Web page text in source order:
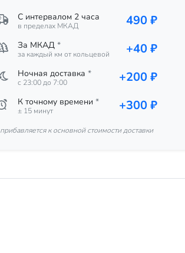
С интервалом 2 часа
в пределах МКАД 490 ₽
За МКАД *
за каждый км от кольцевой +40 ₽
Ночная доставка *
c 23:00 до 7:00 +200 ₽
К точному времени *
± 15 минут +300 ₽
прибавляется к основной стоимости доставки